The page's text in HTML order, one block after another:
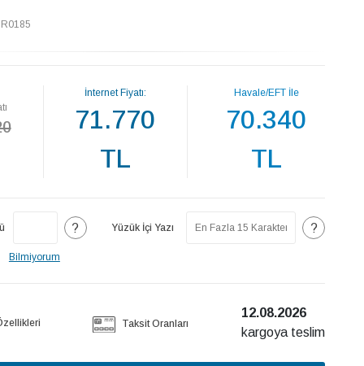
İnternet Fiyatı:
71.770
TL
Havale/EFT İle
70.340
TL
?
Bilmiyorum
Yüzük İçi Yazı ?
Taksit Oranları
12.08.2026
kargoya teslim